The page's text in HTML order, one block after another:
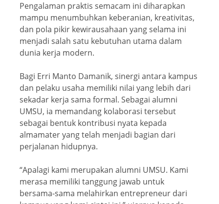
Pengalaman praktis semacam ini diharapkan
mampu menumbuhkan keberanian, kreativitas,
dan pola pikir kewirausahaan yang selama ini
menjadi salah satu kebutuhan utama dalam
dunia kerja modern.
Bagi Erri Manto Damanik, sinergi antara kampus
dan pelaku usaha memiliki nilai yang lebih dari
sekadar kerja sama formal. Sebagai alumni
UMSU, ia memandang kolaborasi tersebut
sebagai bentuk kontribusi nyata kepada
almamater yang telah menjadi bagian dari
perjalanan hidupnya.
“Apalagi kami merupakan alumni UMSU. Kami
merasa memiliki tanggung jawab untuk
bersama-sama melahirkan entrepreneur dari